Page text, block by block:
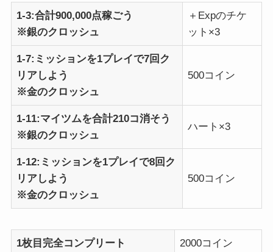
1-3:合計900,000点稼ごう
※銀のクロッシュ
＋Expのチケ
ット×3
1-7:ミッションを1プレイで7回ク
リアしよう
※金のクロッシュ
500コイン
1-11:マイツムを合計210コ消そう
※銀のクロッシュ
ハート×3
1-12:ミッションを1プレイで8回ク
リアしよう
※金のクロッシュ
500コイン
1枚目完全コンプリート 2000コイン